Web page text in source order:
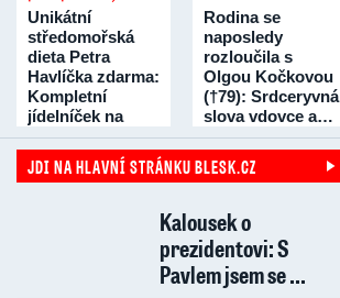
Unikátní
středomořská
dieta Petra
Havlíčka zdarma:
Kompletní
jídelníček na
třicet dní!
Rodina se
naposledy
rozloučila s
Olgou Kočkovou
(†79): Srdceryvná
slova vdovce a…
JDI NA HLAVNÍ STRÁNKU BLESK.CZ
Kalousek o
prezidentovi: S
Pavlem jsem se ...